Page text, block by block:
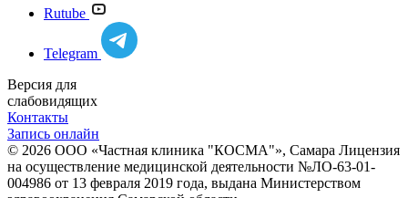
Rutube
Telegram
Версия для
слабовидящих
Контакты
Запись онлайн
© 2026 ООО «Частная клиника "КОСМА"», Самара Лицензия
на осуществление медицинской деятельности №ЛО-63-01-
004986 от 13 февраля 2019 года, выдана Министерством